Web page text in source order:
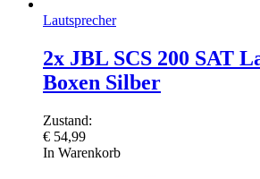
Lautsprecher
2x JBL SCS 200 SAT
Boxen Silber
Zustand:
€ 54,99
In Warenkorb